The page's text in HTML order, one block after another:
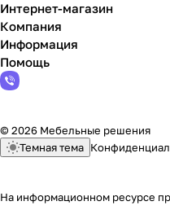
Интернет-магазин
Компания
Информация
Помощь
© 2026 Мебельные решения
Темная тема
На информационном ресурсе